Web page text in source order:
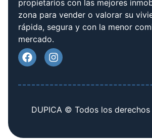
propietarios con las mejores
zona para vender o valorar su
rápida, segura y con la menor
mercado.
DUPICA © Todos los